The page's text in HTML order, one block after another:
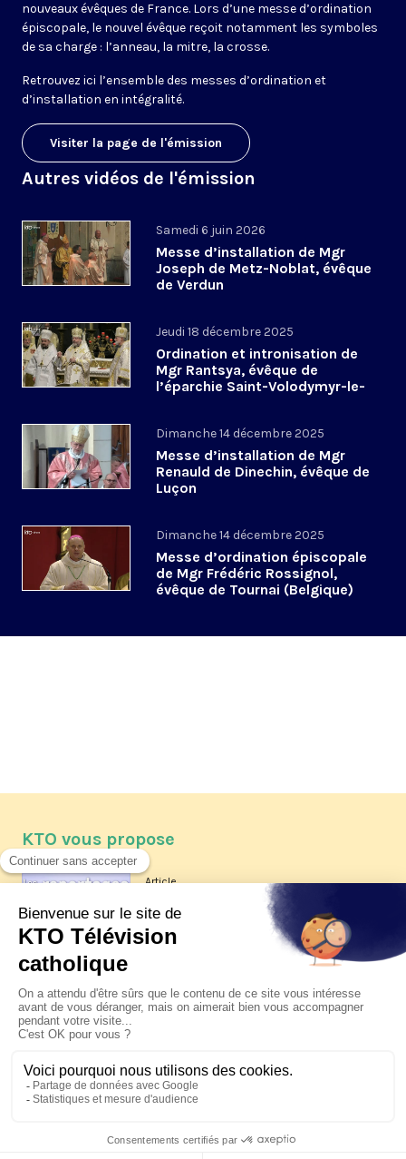
nouveaux évêques de France. Lors d’une messe d’ordination
épiscopale, le nouvel évêque reçoit notamment les symboles
de sa charge : l’anneau, la mitre, la crosse.
Retrouvez ici l’ensemble des messes d’ordination et
d’installation en intégralité.
Visiter la page de l'émission
Autres vidéos de l'émission
Samedi 6 juin 2026
Messe d’installation de Mgr
Joseph de Metz-Noblat, évêque
de Verdun
Jeudi 18 décembre 2025
Ordination et intronisation de
Mgr Rantsya, évêque de
l’éparchie Saint-Volodymyr-le-
Dimanche 14 décembre 2025
Messe d’installation de Mgr
Renauld de Dinechin, évêque de
Luçon
Dimanche 14 décembre 2025
Messe d’ordination épiscopale
de Mgr Frédéric Rossignol,
évêque de Tournai (Belgique)
KTO vous propose
Article
Les reportages d'été 2026 de KTO
La visite pastorale du pape Léon
XIV à Assise à suivre sur KTO le
jeudi 6 août
Le pape en Uruguay, Argentine et
Pérou du 6 au 17 novembre 2026